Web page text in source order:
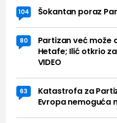
104 Šokantan poraz
80
Partizan već može
Hetafe; Ilić otkrio
VIDEO
63
Katastrofa za
Evropa nemoguća